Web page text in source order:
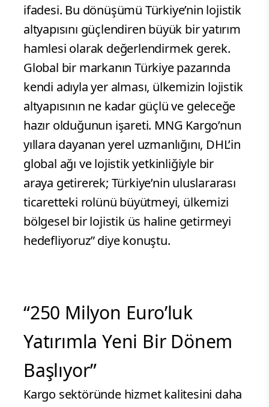
ifadesi. Bu dönüşümü Türkiye’nin lojistik
altyapısını güçlendiren büyük bir yatırım
hamlesi olarak değerlendirmek gerek.
Global bir markanın Türkiye pazarında
kendi adıyla yer alması, ülkemizin lojistik
altyapısının ne kadar güçlü ve geleceğe
hazır olduğunun işareti. MNG Kargo’nun
yıllara dayanan yerel uzmanlığını, DHL’in
global ağı ve lojistik yetkinliğiyle bir
araya getirerek; Türkiye’nin uluslararası
ticaretteki rolünü büyütmeyi, ülkemizi
bölgesel bir lojistik üs haline getirmeyi
hedefliyoruz” diye konuştu.
“250 Milyon Euro’luk
Yatırımla Yeni Bir Dönem
Başlıyor”
Kargo sektöründe hizmet kalitesini daha